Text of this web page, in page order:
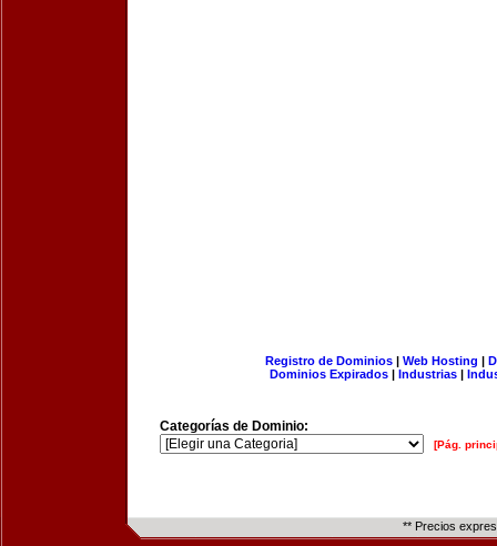
Registro de Dominios| Web Hosting |
Dominios Expirados | Industrias |
Categorías de Dominio:
[Pág.
** Precios